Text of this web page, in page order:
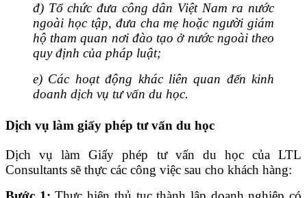
đ) Tổ chức đưa công dân Việt Nam ra nước
ngoài học tập, đưa cha mẹ hoặc người giám
hộ tham quan nơi đào tạo ở nước ngoài theo
quy định của pháp luật;
e) Các hoạt động khác liên quan đến kinh
doanh dịch vụ tư vấn du học.
Dịch vụ làm giấy phép tư vấn du học
Dịch vụ làm Giấy phép tư vấn du học của LTL
Consultants sẽ thực các công việc sau cho khách hàng: